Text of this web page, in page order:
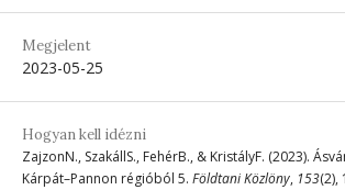
Megjelent
2023-05-25
Hogyan kell idézni
ZajzonN., SzakállS., FehérB., & KristályF. (2023).
Kárpát–Pannon régióból 5. Földtani Közlöny, 153(2),